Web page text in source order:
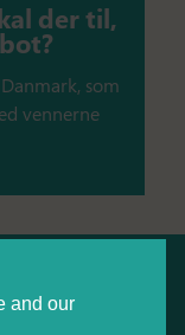
der til,
som
vennerne
and our